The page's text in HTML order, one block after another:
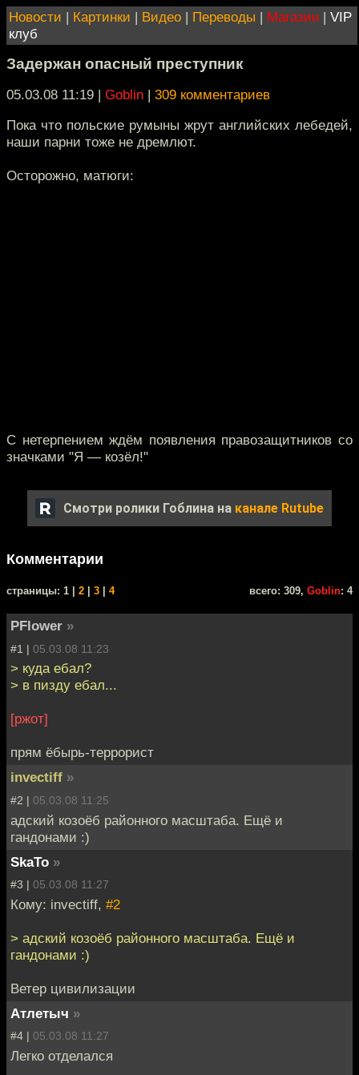
Новости | Картинки | Видео | Переводы | Магазин | VIP
клуб
Задержан опасный преступник
05.03.08 11:19 | Goblin | 309 комментариев
Пока что польские румыны жрут английских лебедей,
наши парни тоже не дремлют.
Осторожно, матюги:
С нетерпением ждём появления правозащитников со
значками "Я — козёл!"
Смотри ролики Гоблина на канале Rutube
Комментарии
cтраницы: 1 | 2 3 4 всего: 309, Goblin: 4
PFlower »
#1 | 05.03.08 11:23
> куда ебал?
> в пизду ебал...
[ржот]
прям ёбырь-террорист
invectiff »
#2 | 05.03.08 11:25
адский козоёб районного масштаба. Ещё и
гандонами :)
SkaTo »
#3 | 05.03.08 11:27
Кому: invectiff, #2
> адский козоёб районного масштаба. Ещё и
гандонами :)
Ветер цивилизации
Атлетыч »
#4 | 05.03.08 11:27
Легко отделался